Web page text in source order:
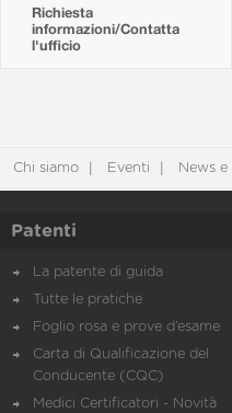
Richiesta
informazioni/Contatta
l'ufficio
Chi siamo Eventi News
Patenti
La patente di guida
Tutte le pratiche
Foglio rosa e prove d’esame
Carta di Qualificazione del
Conducente (CQC)
Medici Certificatori - Novità